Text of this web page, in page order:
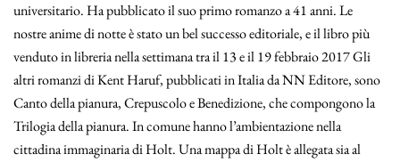
universitario. Ha pubblicato il suo primo romanzo a 41 anni. Le
nostre anime di notte è stato un bel successo editoriale, e il libro più
venduto in libreria nella settimana tra il 13 e il 19 febbraio 2017 Gli
altri romanzi di Kent Haruf, pubblicati in Italia da NN Editore, sono
Canto della pianura, Crepuscolo e Benedizione, che compongono la
Trilogia della pianura. In comune hanno l’ambientazione nella
cittadina immaginaria di Holt. Una mappa di Holt è allegata sia al